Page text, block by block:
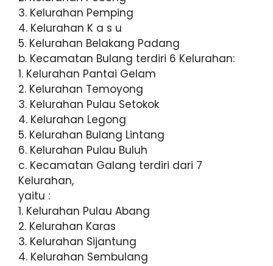
3. Kelurahan Pemping
4. Kelurahan K a s u
5. Kelurahan Belakang Padang
b. Kecamatan Bulang terdiri 6 Kelurahan:
1. Kelurahan Pantai Gelam
2. Kelurahan Temoyong
3. Kelurahan Pulau Setokok
4. Kelurahan Legong
5. Kelurahan Bulang Lintang
6. Kelurahan Pulau Buluh
c. Kecamatan Galang terdiri dari 7
Kelurahan,
yaitu :
1. Kelurahan Pulau Abang
2. Kelurahan Karas
3. Kelurahan Sijantung
4. Kelurahan Sembulang